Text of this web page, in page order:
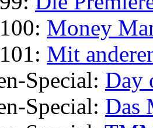
Money
Mit
Special: Day
Special: Das